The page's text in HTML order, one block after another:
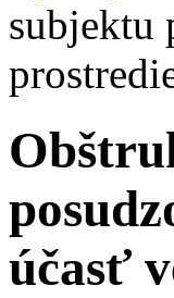
subjektu
účasť